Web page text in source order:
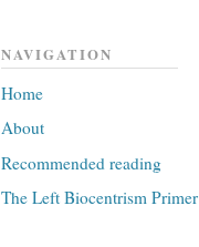
NAVIGATION
Home
About
Recommended reading
The Left Biocentrism Primer